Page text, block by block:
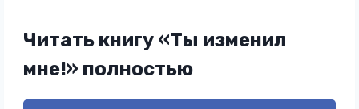
Читать книгу «Ты изменил
мне!» полностью